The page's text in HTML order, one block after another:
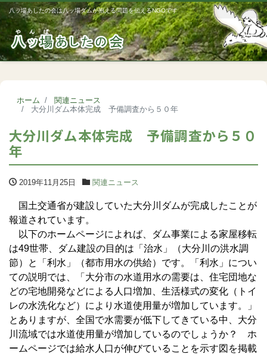
八ッ場あしたの会は八ッ場ダムが抱える問題を伝えるNGOです
ホーム
関連ニュース
大分川ダム本体完成 予備調査から５０年
大分川ダム本体完成 予備調査から５０
年
2019年11月25日 関連ニュース
国土交通省が建設していた大分川ダムが完成したことが
報道されています。
以下のホームページによれば、ダム事業による家屋移転
は49世帯、ダム建設の目的は「治水」（大分川の洪水調
節）と「利水」（都市用水の供給）です。「利水」につい
ての説明では、「大分市の水道用水の需要は、住宅団地な
どの宅地開発などによる人口増加、生活様式の変化（トイ
レの水洗化など）により水道使用量が増加しています。」
とありますが、全国で水需要が低下してきている中、大分
川流域では水道使用量が増加しているのでしょうか？ ホ
ームページでは給水人口が伸びていることを示す図を掲載